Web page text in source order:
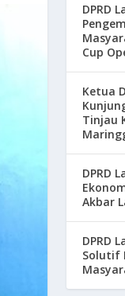
DPRD
Cup
Ketua
Tinjau
DPRD
Akbar
DPRD
Solutif